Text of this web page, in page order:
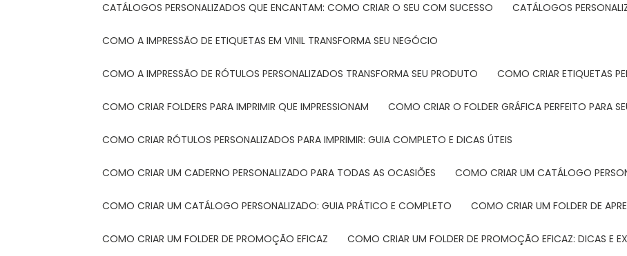
CATÁLOGOS PERSONALIZADOS QUE ENCANTAM: COMO CRIAR O SEU COM SUCESSO CATÁLOGOS
COMO A IMPRESSÃO DE ETIQUETAS EM VINIL TRANSFORMA SEU NEGÓCIO
COMO A IMPRESSÃO DE RÓTULOS PERSONALIZADOS TRANSFORMA SEU PRODUTO COMO CRIAR ETIQUETAS
COMO CRIAR FOLDERS PARA IMPRIMIR QUE IMPRESSIONAM COMO CRIAR O FOLDER GRÁFICA PERFEITO PARA
COMO CRIAR RÓTULOS PERSONALIZADOS PARA IMPRIMIR: GUIA COMPLETO E DICAS ÚTEIS
COMO CRIAR UM CADERNO PERSONALIZADO PARA TODAS AS OCASIÕES COMO CRIAR UM CATÁLOGO
COMO CRIAR UM CATÁLOGO PERSONALIZADO: GUIA PRÁTICO E COMPLETO COMO CRIAR UM FOLDER DE
COMO CRIAR UM FOLDER DE PROMOÇÃO EFICAZ COMO CRIAR UM FOLDER DE PROMOÇÃO EFICAZ: DICAS E